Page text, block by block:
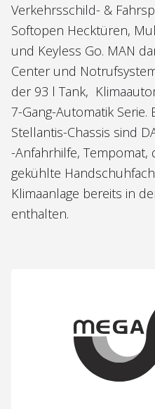
Verkehrsschild- &
Softopen Hecktüren,
und Keyless Go. MAN
Center und
der 93 l Tank,
7-Gang-Automatik
Stellantis-Chassis sind
-Anfahrhilfe, Tempomat,
gekühlte
Klimaanlage bereits in
enthalten.